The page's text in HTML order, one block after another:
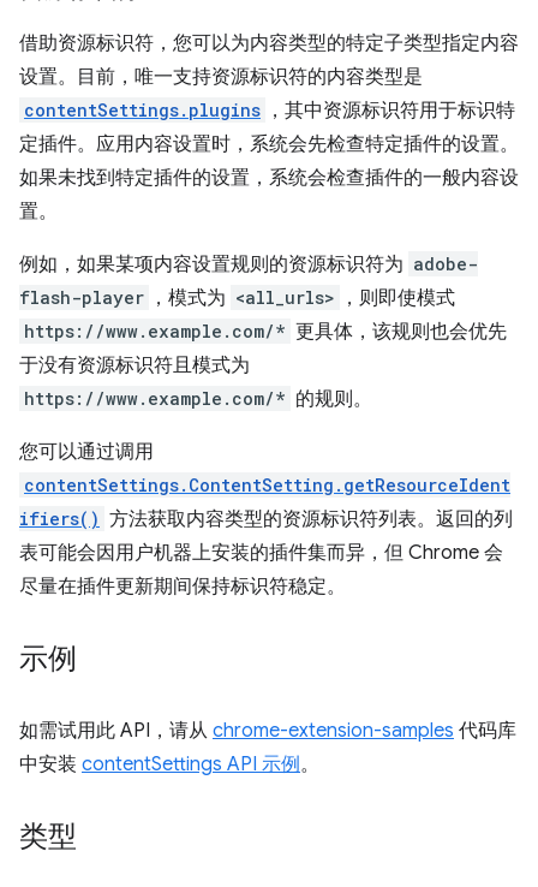
借助资源标识符，您可以为内容类型的特定子类型指定内容
设置。目前，唯一支持资源标识符的内容类型是
contentSettings.plugins ，其中资源标识符用于标识特
定插件。应用内容设置时，系统会先检查特定插件的设置。
如果未找到特定插件的设置，系统会检查插件的一般内容设
置。
例如，如果某项内容设置规则的资源标识符为 adobe-
flash-player ，模式为 <all_urls> ，则即使模式
https://www.example.com/* 更具体，该规则也会优先
于没有资源标识符且模式为
https://www.example.com/* 的规则。
您可以通过调用
contentSettings.ContentSetting.getResourceIdent
ifiers() 方法获取内容类型的资源标识符列表。返回的列
表可能会因用户机器上安装的插件集而异，但 Chrome 会
尽量在插件更新期间保持标识符稳定。
示例
如需试用此 API，请从 chrome-extension-samples 代码库
中安装 contentSettings API 示例。
类型